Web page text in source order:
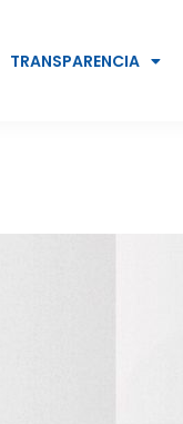
TRANSPARENCIA